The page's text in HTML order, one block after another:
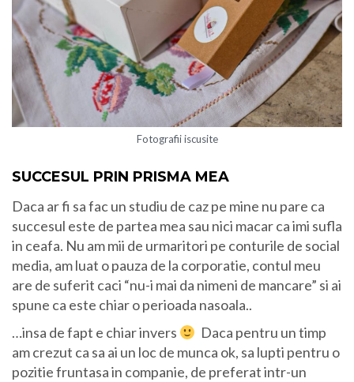
Fotografii iscusite
SUCCESUL PRIN PRISMA MEA
Daca ar fi sa fac un studiu de caz pe mine nu pare ca
succesul este de partea mea sau nici macar ca imi sufla
in ceafa. Nu am mii de urmaritori pe conturile de social
media, am luat o pauza de la corporatie, contul meu
are de suferit caci “nu-i mai da nimeni de mancare” si ai
spune ca este chiar o perioada nasoala..
…insa de fapt e chiar invers
Daca pentru un timp
am crezut ca sa ai un loc de munca ok, sa lupti pentru o
pozitie fruntasa in companie, de preferat intr-un